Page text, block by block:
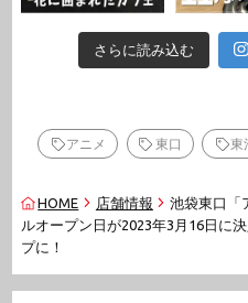
さらに読み込む
アニメ 東口 東
HOME 店舗情報
池袋東口「
ルオープン日が2023年3月16日に
プに！